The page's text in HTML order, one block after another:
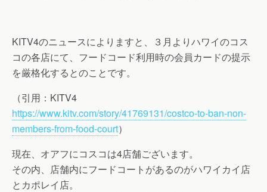
KITV4のニュースによりますと、３月よりハワイのコス
コの各店にて、フードコード利用時の会員カードの提示
を厳格化するとのことです。
（引用：KITV4
https://www.kitv.com/story/41769131/costco-to-ban-non-
members-from-food-court）
現在、オアフにコスコは4店舗ございます。
その内、店舗内にフードコートがあるのがハワイカイ店
とカポレイ店。